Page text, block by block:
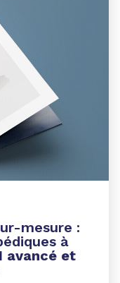
mesure :
à
avancé et